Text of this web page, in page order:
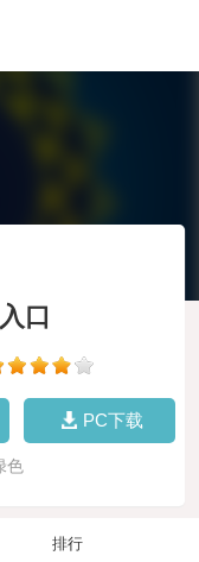
口
PC下载
色
排行